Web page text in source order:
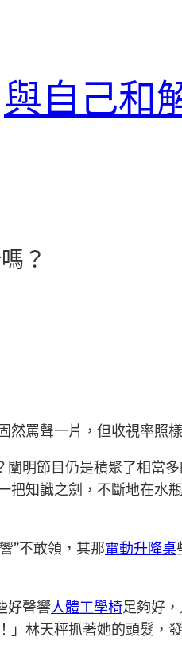
與自己和
？
然罵聲一片，但收視率照
闡明節目仍是積聚了相當
把知識之劍，不斷地在水
”不敢領，其那電動升降桌
好聲響人體工學椅足夠好
林天秤抓著她的頭髮，